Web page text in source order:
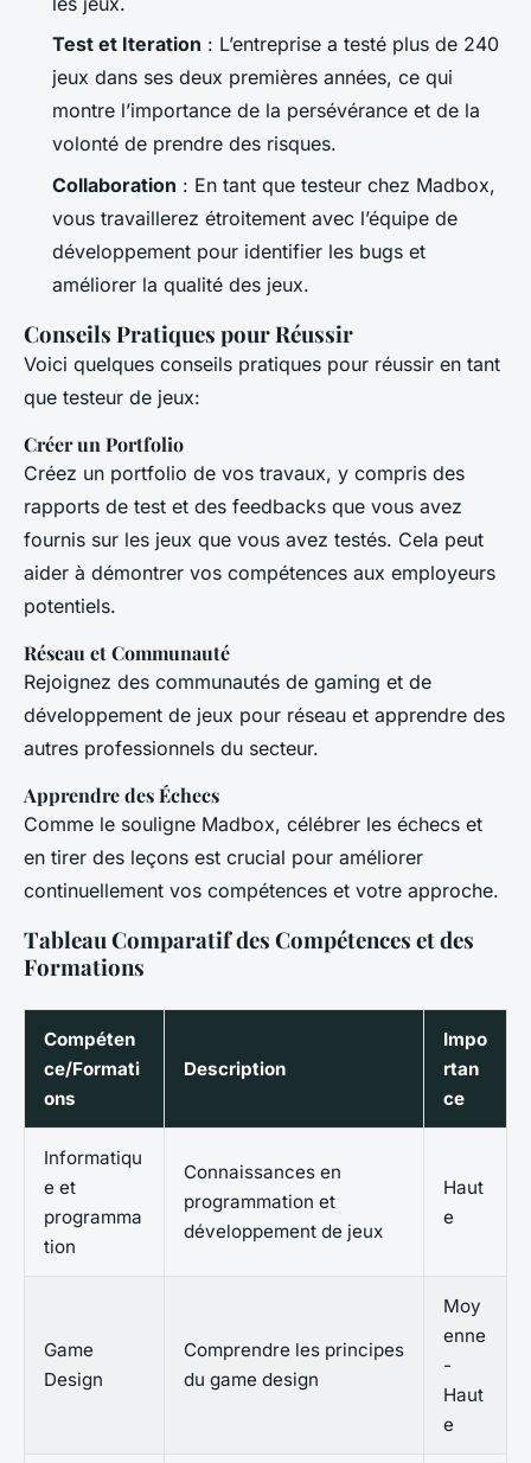
Test et Iteration : L’entreprise a testé plus de 240
jeux dans ses deux premières années, ce qui
montre l’importance de la persévérance et de la
volonté de prendre des risques.
Collaboration : En tant que testeur chez Madbox,
vous travaillerez étroitement avec l’équipe de
développement pour identifier les bugs et
améliorer la qualité des jeux.
Conseils Pratiques pour Réussir
Voici quelques conseils pratiques pour réussir en tant
que testeur de jeux:
Créer un Portfolio
Créez un portfolio de vos travaux, y compris des
rapports de test et des feedbacks que vous avez
fournis sur les jeux que vous avez testés. Cela peut
aider à démontrer vos compétences aux employeurs
potentiels.
Réseau et Communauté
Rejoignez des communautés de gaming et de
développement de jeux pour réseau et apprendre des
autres professionnels du secteur.
Apprendre des Échecs
Comme le souligne Madbox, célébrer les échecs et
en tirer des leçons est crucial pour améliorer
continuellement vos compétences et votre approche.
Tableau Comparatif des Compétences et des
Formations
Compéten
ce/Formati
ons
Description
Impo
rtan
ce
Informatiqu
e et
programma
tion
Connaissances en
programmation et
développement de jeux
Haut
e
Game
Design
Comprendre les principes
du game design
Moy
enne
-
Haut
e